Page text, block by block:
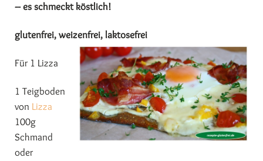
– es schmeckt köstlich!
glutenfrei, weizenfrei, laktosefrei
Für 1 Lizza
1 Teigboden
von Lizza
100g
Schmand
oder